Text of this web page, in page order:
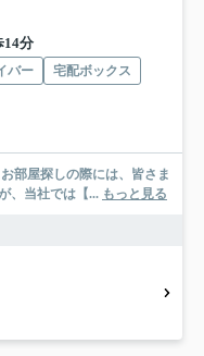
14分
バー
宅配ボックス
、当社では【... もっと見る